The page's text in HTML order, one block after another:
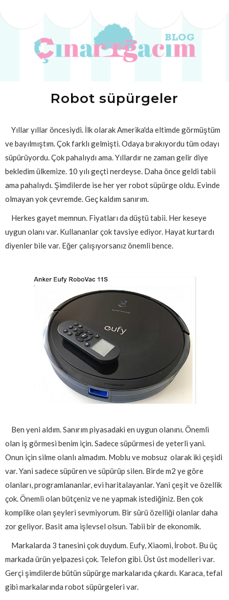
Robot süpürgeler
Yıllar yıllar öncesiydi. İlk olarak Amerika'da eltimde görmüştüm
ve bayılmıştım. Çok farklı gelmişti. Odaya bırakıyordu tüm odayı
süpürüyordu. Çok pahalıydı ama. Yıllardır ne zaman gelir diye
bekledim ülkemize. 10 yılı geçti nerdeyse. Daha önce geldi tabii
ama pahalıydı. Şimdilerde ise her yer robot süpürge oldu. Evinde
olmayan yok çevremde. Geç kaldım sanırım.
Herkes gayet memnun. Fiyatları da düştü tabii. Her keseye
uygun olanı var. Kullananlar çok tavsiye ediyor. Hayat kurtardı
diyenler bile var. Eğer çalışıyorsanız önemli bence.
Ben yeni aldım. Sanırım piyasadaki en uygun olanını. Önemli
olan iş görmesi benim için. Sadece süpürmesi de yeterli yani.
Onun için silme olanlı almadım. Moblu ve mobsuz olarak iki çeşidi
var. Yani sadece süpüren ve süpürüp silen. Birde m2 ye göre
olanları, programlananlar, evi haritalayanlar. Yani çeşit ve özellik
çok. Önemli olan bütçeniz ve ne yapmak istediğiniz. Ben çok
komplike olan şeyleri sevmiyorum. Bir sürü özelliği olanlar daha
zor geliyor. Basit ama işlevsel olsun. Tabii bir de ekonomik.
Markalarda 3 tanesini çok duydum. Eufy, Xiaomi, İrobot. Bu üç
markada ürün yelpazesi çok. Telefon gibi. Üst üst modelleri var.
Gerçi şimdilerde bütün süpürge markalarıda çıkardı. Karaca, tefal
gibi markalarında robot süpürgeleri var.